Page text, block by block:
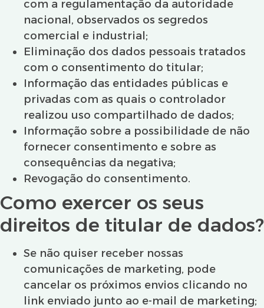
com a regulamentação da autoridade
nacional, observados os segredos
comercial e industrial;
Eliminação dos dados pessoais tratados
com o consentimento do titular;
Informação das entidades públicas e
privadas com as quais o controlador
realizou uso compartilhado de dados;
Informação sobre a possibilidade de não
fornecer consentimento e sobre as
consequências da negativa;
Revogação do consentimento.
Como exercer os seus
direitos de titular de dados?
Se não quiser receber nossas
comunicações de marketing, pode
cancelar os próximos envios clicando no
link enviado junto ao e-mail de marketing;